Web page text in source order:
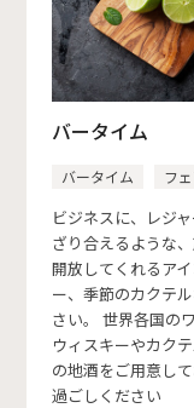
バータイム
バータイム フ
ビジネスに、レジ
ざり合えるような
開放してくれるア
ー、季節のカクテ
さい。 世界各国の
ウィスキーやカク
の地酒をご用意し
過ごしください